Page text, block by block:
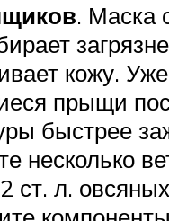
. Маска
кожу. Уже
прыщи
быстрее
несколько
ст. л.